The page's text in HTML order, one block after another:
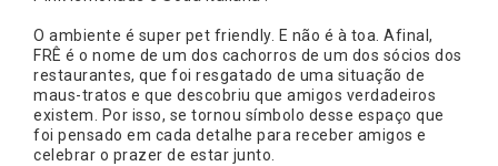
O ambiente é super pet friendly. E não é à toa. Afinal,
FRÊ é o nome de um dos cachorros de um dos sócios dos
restaurantes, que foi resgatado de uma situação de
maus-tratos e que descobriu que amigos verdadeiros
existem. Por isso, se tornou símbolo desse espaço que
foi pensado em cada detalhe para receber amigos e
celebrar o prazer de estar junto.